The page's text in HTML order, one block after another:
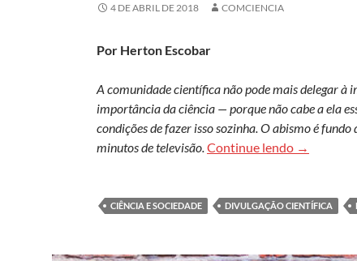
4 DE ABRIL DE 2018 COMCIENCIA
Por Herton Escobar
A comunidade científica não pode mais delegar à
importância da ciência — porque não cabe a ela
condições de fazer isso sozinha. O abismo é
minutos de televisão. Continue lendo →
CIÊNCIA E SOCIEDADE DIVULGAÇÃO CIENTÍFICA